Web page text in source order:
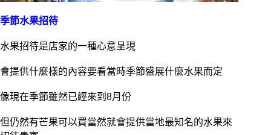
季節水果招待
水果招待是店家的一種心意呈現
會提供什麼樣的內容要看當時季節盛展什麼水果而定
像現在季節雖然已經來到8月份
但仍然有芒果可以買當然就會提供當地最知名的水果來